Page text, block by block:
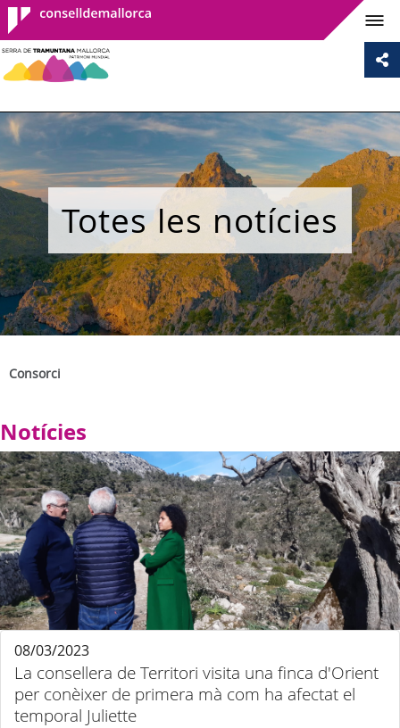
Consell de
Mallorca
Totes les notícies
Consorci
Notícies
La consellera de Territori visita una finca d'Orient
per conèixer de primera mà com ha afectat el
temporal Juliette
08/03/2023